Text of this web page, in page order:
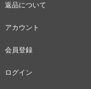
返品について
アカウント
会員登録
ログイン